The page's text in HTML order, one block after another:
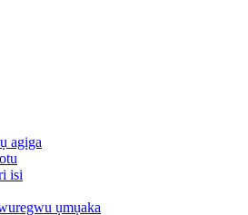
agịga
isi
ụmụaka